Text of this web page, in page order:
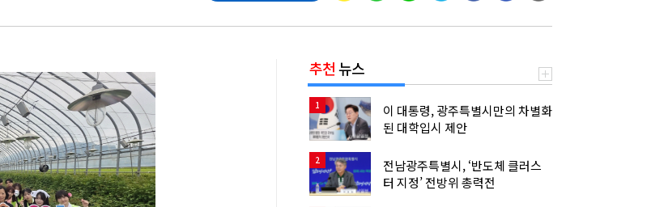
추천뉴스
1
이 대통령, 광주특별시만의 차별화
된 대학입시 제안
2
전남광주특별시, ‘반도체 클러스
터 지정’ 전방위 총력전